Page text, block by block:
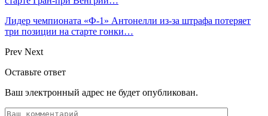
Лидер чемпионата «Ф‑1» Антонелли из‑за штрафа потеряет
три позиции на старте гонки…
Prev Next
Оставьте ответ
Ваш электронный адрес не будет опубликован.